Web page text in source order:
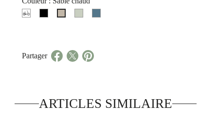
Gris
Partager
ARTICLES SIMILAIRE